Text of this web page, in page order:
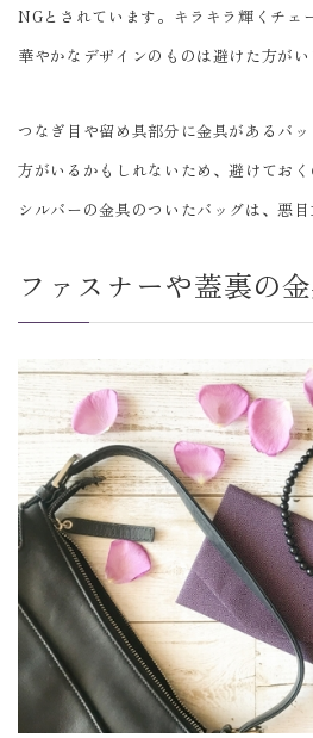
NGとされています。キラキラ輝くチェ
華やかなデザインのものは避けた方がい
つなぎ目や留め具部分に金具があるバ
方がいるかもしれないため、避けてお
シルバーの金具のついたバッグは、悪目
ファスナーや蓋裏の